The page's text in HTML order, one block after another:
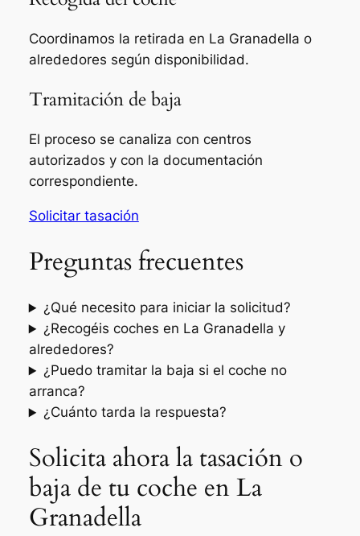
Coordinamos la retirada en La Granadella o
alrededores según disponibilidad.
Tramitación de baja
El proceso se canaliza con centros
autorizados y con la documentación
correspondiente.
Solicitar tasación
Preguntas frecuentes
¿Qué necesito para iniciar la solicitud?
¿Recogéis coches en La Granadella y
alrededores?
¿Puedo tramitar la baja si el coche no
arranca?
¿Cuánto tarda la respuesta?
Solicita ahora la tasación o
baja de tu coche en La
Granadella